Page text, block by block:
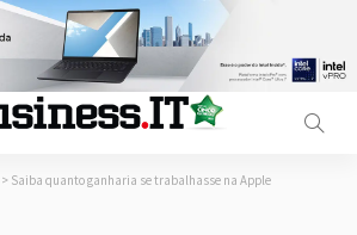
> Saiba quanto ganharia se trabalhasse na Apple